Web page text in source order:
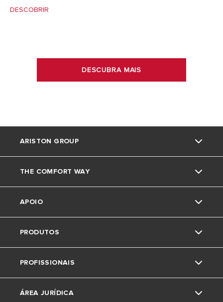
DESCOBRIR
DESCUBRA MAIS
ARISTON GROUP
Marca Ariston
O grupo
Trabalha connosco
THE COMFORT WAY
Truques e dicas
News
APOIO
Contactos
Area de download
PRODUTOS
Caldeiras
Acumuladores
PROFISSIONAIS
Pedido de Estudo de Aerotermia
ÁREA JURÍDICA